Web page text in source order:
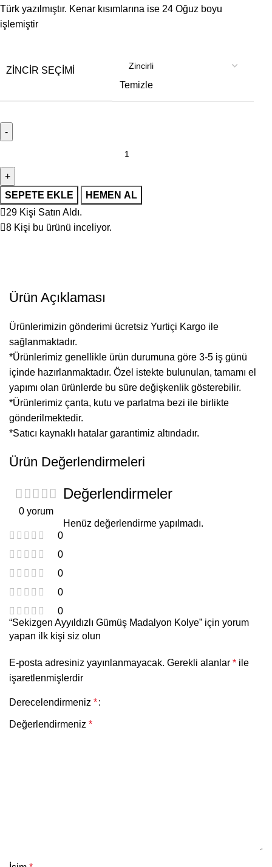
Türk yazılmıştır. Kenar kısımlarına ise 24 Oğuz boyu
işlemiştir
ZINCIR SEÇIMI
Temizle
SEPETE EKLE
HEMEN AL
29 Kişi Satın Aldı.
8 Kişi bu ürünü inceliyor.
Ürün Açıklaması
Ürünlerimizin gönderimi ücretsiz Yurtiçi Kargo ile
sağlanmaktadır.
*Ürünlerimiz genellikle ürün durumuna göre 3-5 iş günü
içinde hazırlanmaktadır. Özel istekte bulunulan, tamamı el
yapımı olan ürünlerde bu süre değişkenlik gösterebilir.
*Ürünlerimiz çanta, kutu ve parlatma bezi ile birlikte
gönderilmektedir.
*Satıcı kaynaklı hatalar garantimiz altındadır.
Ürün Değerlendirmeleri
0 yorum
0
0
0
0
0
Değerlendirmeler
Henüz değerlendirme yapılmadı.
“Sekizgen Ayyıldızlı Gümüş Madalyon Kolye” için yorum
yapan ilk kişi siz olun
E-posta adresiniz yayınlanmayacak. Gerekli alanlar * ile
işaretlenmişlerdir
Derecelendirmeniz *
Değerlendirmeniz *